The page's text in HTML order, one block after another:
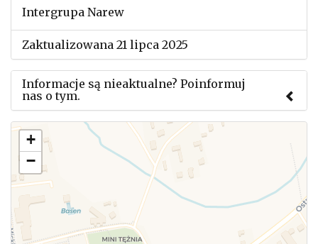
Intergrupa Narew
Zaktualizowana 21 lipca 2025
Informacje są nieaktualne? Poinformuj
nas o tym.
Użyj tego formularza aby przesłać informację o
zmianach w powyższym mityngu.
+
−